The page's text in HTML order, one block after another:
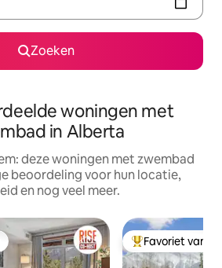
Zoeken
woningen met
in Alberta
deze woningen met zwembad
beoordeling voor hun locatie,
en nog veel meer.
Topfavoriet van
Favoriet van